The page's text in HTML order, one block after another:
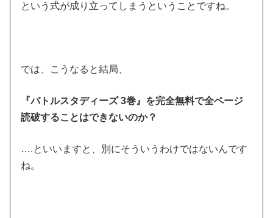
という式が成り立ってしまうということですね。
では、こうなると結局、
『バトルスタディーズ 3巻』を完全無料で全ページ
読破することはできないのか？
….といいますと、別にそういうわけではないんです
ね。